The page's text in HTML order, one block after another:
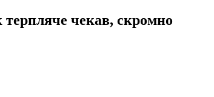
чекав, скромно